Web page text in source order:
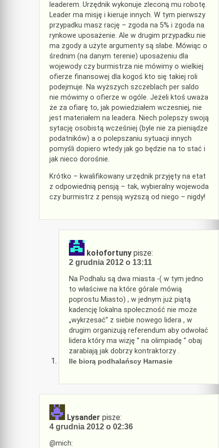
leaderem. Urzędnik wykonuje zleconą mu robotę.
Leader ma misję i kieruje innych. W tym pierwszy
przypadku masz rację – zgoda na 5% i zgoda na
rynkowe uposażenie. Ale w drugim przypadku nie
ma zgody a użyte argumenty są słabe. Mówiąc o
średnim (na danym terenie) uposażeniu dla
wojewody czy burmistrza nie mówimy o wielkiej
ofierze finansowej dla kogoś kto się takiej roli
podejmuje. Na wyższych szczeblach per saldo
nie mówimy o ofierze w ogóle. Jeżeli ktoś uważa
że za ofiarę to, jak powiedziałem wczesniej, nie
jest materiałem na leadera. Niech polepszy swoją
sytację osobistą wcześniej (byle nie za pieniądze
podatników) a o polepszaniu sytuacji innych
pomyśli dopiero wtedy jak go będzie na to stać i
jak nieco dorośnie.
Krótko – kwalifikowany urzędnik przyjęty na etat
z odpowiednią pensją – tak, wybieralny wojewoda
czy burmistrz z pensją wyższą od niego – nigdy!
kołofortuny pisze:
2 grudnia 2012 o 13:11
Na Podhalu są dwa miasta -( w tym jedno
to właściwe na które górale mówią
poprostu Miasto) , w jednym już piątą
kadencję lokalna społeczność nie może
„wykrzesać” z siebie nowego lidera , w
drugim organizują referendum aby odwołać
lidera który ma wizję ” na olimpiadę ” obaj
zarabiają jak dobrzy kontraktorzy .
Ile biorą podhalańscy Harnasie
Lysander pisze:
4 grudnia 2012 o 02:36
@mich: